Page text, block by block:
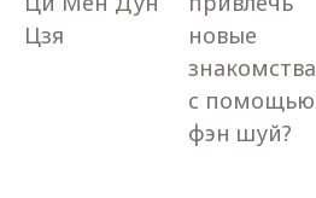
Цзя
новые
знакомства
с помощью
фэн шуй?